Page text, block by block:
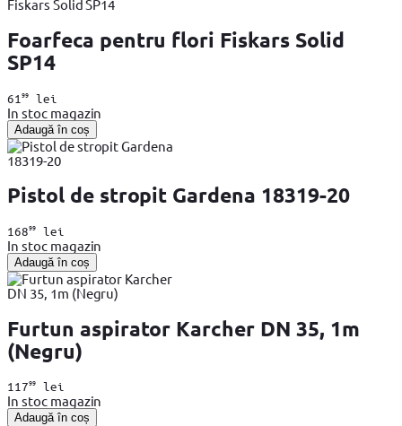
Foarfeca pentru flori Fiskars Solid
SP14
61 99lei
In stoc magazin
Adaugă în coș
Pistol de stropit Gardena 18319-20
16899lei
In stoc magazin
Adaugă în coș
Furtun aspirator Karcher DN 35, 1m
(Negru)
11799lei
In stoc magazin
Adaugă în coș